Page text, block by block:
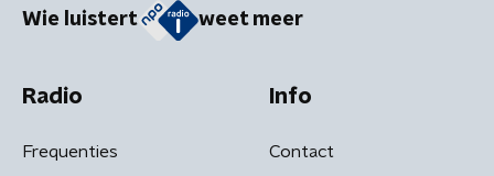
Wie luistert weet meer
Radio
Frequenties
Info
Contact